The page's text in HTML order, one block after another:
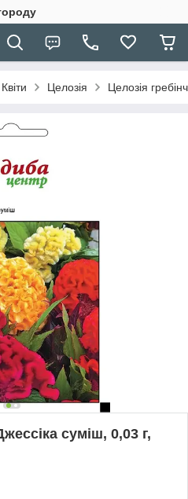
Квіти Целозія Целозія
суміш, 0,03 г,